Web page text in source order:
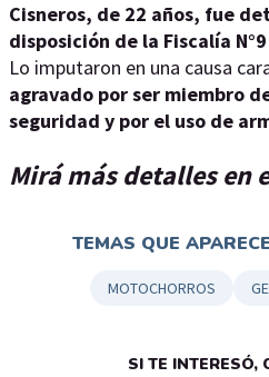
Cisneros, de 22 años, fue
disposición de la Fiscalía
Lo imputaron en una causa
agravado por ser miembro
seguridad y por el uso de
Mirá más detalles en
TEMAS QUE
MOTOCHORROS
SI TE INTERESÓ,